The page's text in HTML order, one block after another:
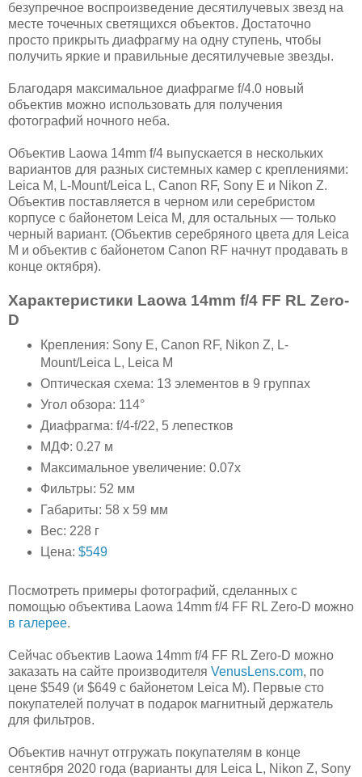
безупречное воспроизведение десятилучевых звезд на
месте точечных светящихся объектов. Достаточно
просто прикрыть диафрагму на одну ступень, чтобы
получить яркие и правильные десятилучевые звезды.
Благодаря максимальное диафрагме f/4.0 новый
объектив можно использовать для получения
фотографий ночного неба.
Объектив Laowa 14mm f/4 выпускается в нескольких
вариантов для разных системных камер с креплениями:
Leica M, L-Mount/Leica L, Canon RF, Sony E и Nikon Z.
Объектив поставляется в черном или серебристом
корпусе с байонетом Leica M, для остальных — только
черный вариант. (Объектив серебряного цвета для Leica
M и объектив с байонетом Canon RF начнут продавать в
конце октября).
Характеристики Laowa 14mm f/4 FF RL Zero-
D
Крепления: Sony E, Canon RF, Nikon Z, L-
Mount/Leica L, Leica M
Оптическая схема: 13 элементов в 9 группах
Угол обзора: 114°
Диафрагма: f/4-f/22, 5 лепестков
МДФ: 0.27 м
Максимальное увеличение: 0.07x
Фильтры: 52 мм
Габариты: 58 x 59 мм
Вес: 228 г
Цена: $549
Посмотреть примеры фотографий, сделанных с
помощью объектива Laowa 14mm f/4 FF RL Zero-D можно
в галерее.
Сейчас объектив Laowa 14mm f/4 FF RL Zero-D можно
заказать на сайте производителя VenusLens.com, по
цене $549 (и $649 с байонетом Leica M). Первые сто
покупателей получат в подарок магнитный держатель
для фильтров.
Объектив начнут отгружать покупателям в конце
сентября 2020 года (варианты для Leica L, Nikon Z, Sony